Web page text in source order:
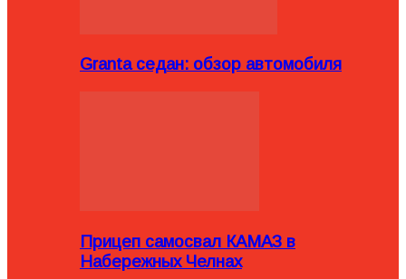
Granta седан: обзор автомобиля
Прицеп самосвал КАМАЗ в
Набережных Челнах